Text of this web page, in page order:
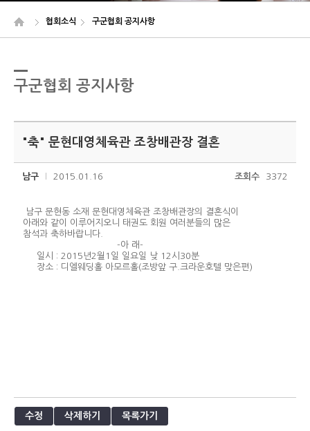
협회소식 구군협회 공지사항
구군협회 공지사항
"축" 문현대영체육관 조창배관장 결혼
남구 2015.01.16 조회수 3372
남구 문현동 소재 문현대영체육관 조창배관장의 결혼식이
아래와 같이 이루어지오니 태권도 회원 여러분들의 많은
참석과 축하바랍니다.
-아 래-
일시 : 2015년2월1일 일요일 낮 12시30분
장소 : 디엘웨딩홀 아모르홀(조방앞 구.크라운호텔 맞은편)
수정 삭제하기 목록가기